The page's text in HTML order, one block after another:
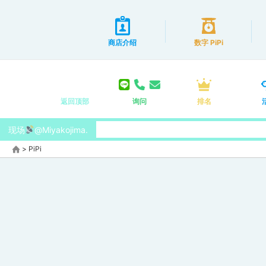
商店介绍 数字 PiPi
返回顶部 询问 排名
现场 @Miyakojima.
> PiPi